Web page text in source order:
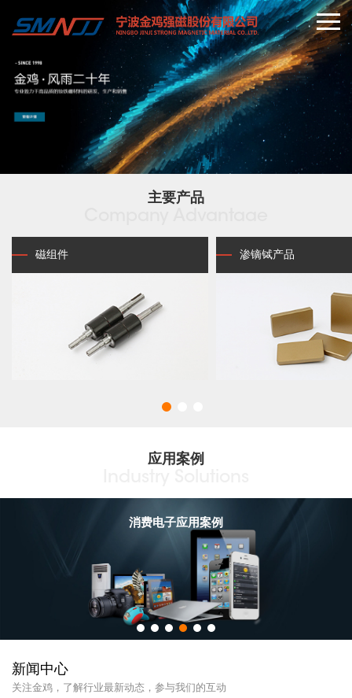
主要产品
磁组件 渗镝铽产品
应用案例
消费电子应用案例
新闻中心
关注金鸡，了解行业最新动态，参与我们的互动